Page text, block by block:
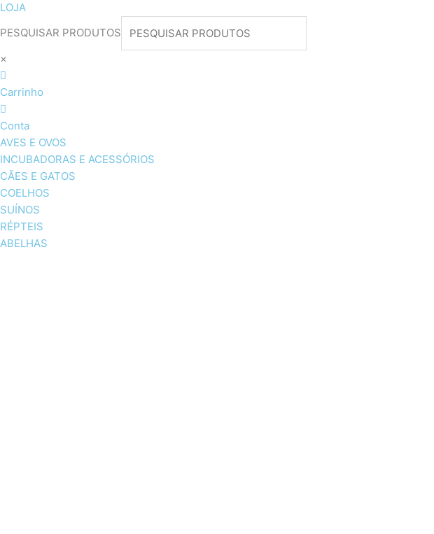
LOJA
PESQUISAR PRODUTOS
×
Carrinho
Conta
AVES E OVOS
INCUBADORAS E ACESSÓRIOS
CÃES E GATOS
COELHOS
SUÍNOS
RÉPTEIS
ABELHAS